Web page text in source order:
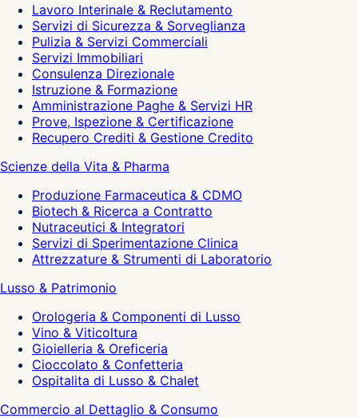
Lavoro Interinale & Reclutamento
Servizi di Sicurezza & Sorveglianza
Pulizia & Servizi Commerciali
Servizi Immobiliari
Consulenza Direzionale
Istruzione & Formazione
Amministrazione Paghe & Servizi HR
Prove, Ispezione & Certificazione
Recupero Crediti & Gestione Credito
Scienze della Vita & Pharma
Produzione Farmaceutica & CDMO
Biotech & Ricerca a Contratto
Nutraceutici & Integratori
Servizi di Sperimentazione Clinica
Attrezzature & Strumenti di Laboratorio
Lusso & Patrimonio
Orologeria & Componenti di Lusso
Vino & Viticoltura
Gioielleria & Oreficeria
Cioccolato & Confetteria
Ospitalita di Lusso & Chalet
Commercio al Dettaglio & Consumo